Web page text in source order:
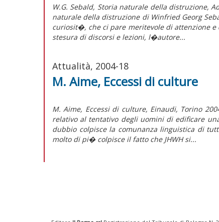
W.G. Sebald, Storia naturale della
naturale della distruzione di Winfried Georg
curiosit�, che ci pare meritevole di attenzione
stesura di discorsi e lezioni, l�autore...
Attualità, 2004-18
M. Aime, Eccessi di culture
M. Aime, Eccessi di culture, Einaudi, Torino
relativo al tentativo degli uomini di edificare
dubbio colpisce la comunanza linguistica di
molto di pi� colpisce il fatto che JHWH si...